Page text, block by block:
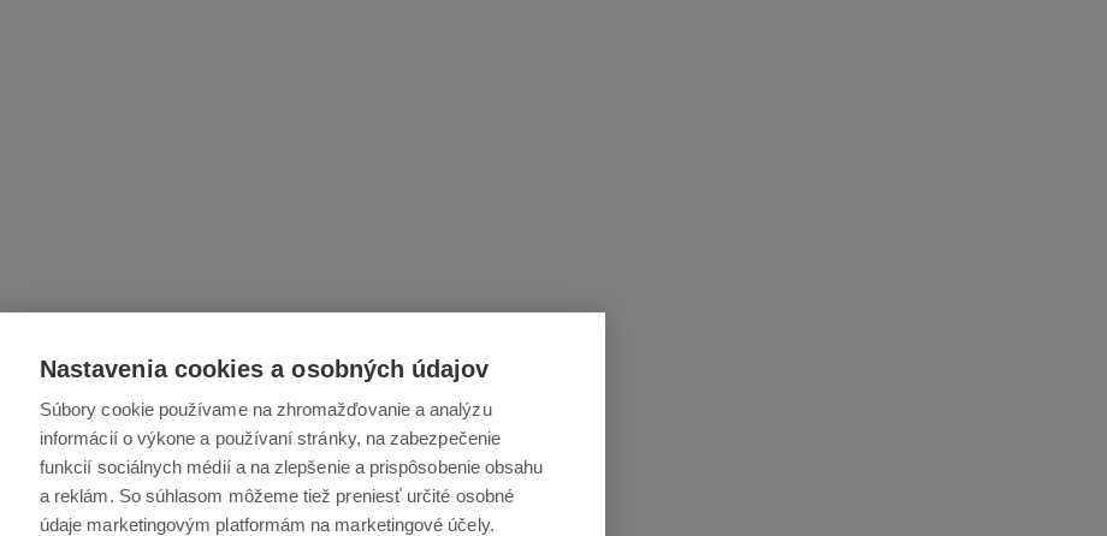
Nastavenia cookies a osobných údajov
Súbory cookie používame na zhromažďovanie a analýzu
informácií o výkone a používaní stránky, na zabezpečenie
funkcií sociálnych médií a na zlepšenie a prispôsobenie obsahu
a reklám. So súhlasom môžeme tiež preniesť určité osobné
údaje marketingovým platformám na marketingové účely.